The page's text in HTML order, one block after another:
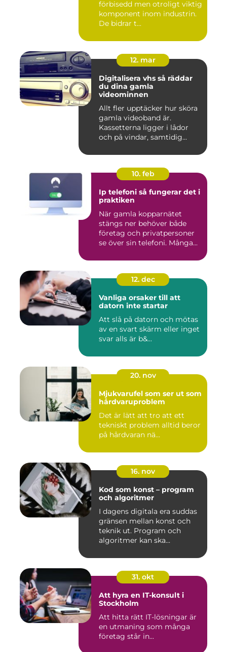
förbisedd men otroligt viktig
komponent inom industrin.
De bidrar t...
12. mar
Digitalisera vhs så räddar
du dina gamla
videominnen
Allt fler upptäcker hur sköra
gamla videoband är.
Kassetterna ligger i lådor
och på vindar, samtidig...
10. feb
Ip telefoni så fungerar det i
praktiken
När gamla kopparnätet
stängs ner behöver både
företag och privatpersoner
se över sin telefoni. Många...
12. dec
Vanliga orsaker till att
datorn inte startar
Att slå på datorn och mötas
av en svart skärm eller inget
svar alls är b&...
20. nov
Mjukvarufel som ser ut som
hårdvaruproblem
Det är lätt att tro att ett
tekniskt problem alltid beror
på hårdvaran nä...
16. nov
Kod som konst – program
och algoritmer
I dagens digitala era suddas
gränsen mellan konst och
teknik ut. Program och
algoritmer kan ska...
31. okt
Att hyra en IT-konsult i
Stockholm
Att hitta rätt IT-lösningar är
en utmaning som många
företag står in...